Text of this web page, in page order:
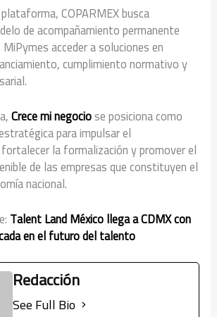
COPARMEX busca
de acompañamiento permanente
acceder a soluciones en
cumplimiento normativo y
Crece mi negociose posiciona como
para impulsar el
la formalización y promover el
de las empresas que constituyen el
nacional.
Talent Land México llega a CDMX con
en el futuro del talento
Redacción
See Full Bio